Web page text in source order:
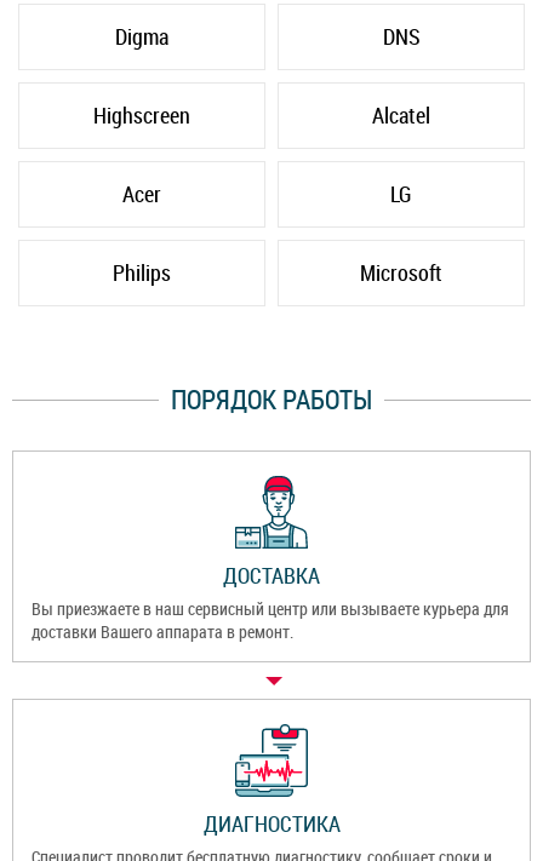
Digma DNS
Highscreen Alcatel
Acer LG
Philips Microsoft
ПОРЯДОК РАБОТЫ
ДОСТАВКА
Вы приезжаете в наш сервисный центр или вызываете курьера для
доставки Вашего аппарата в ремонт.
ДИАГНОСТИКА